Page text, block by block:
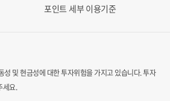
를 통해 취득한 이익참가부사채는 상
분의 독자적인 판단에 의하여야 함
.
통해 취득한 동사의 이익참가부사
포인트 세부 이용기준
성 및 현금성에 대한 투자위험을 가지고 있습니다.투자
세요.